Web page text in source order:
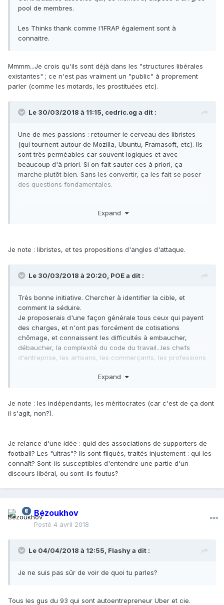
pool de membres.
Les Thinks thank comme l'IFRAP également sont à
connaitre.
Mmmm...Je crois qu'ils sont déjà dans les "structures libérales
existantes" ; ce n'est pas vraiment un "public" à proprement
parler (comme les motards, les prostituées etc).
Le 30/03/2018 à 11:15, cedric.og a dit :
Une de mes passions : retourner le cerveau des libristes
(qui tournent autour de Mozilla, Ubuntu, Framasoft, etc). Ils
sont très perméables car souvent logiques et avec
beaucoup d'à priori. Si on fait sauter ces à priori, ça
marche plutôt bien. Sans les convertir, ça les fait se poser
des questions fondamentales.
liberté d'expression, privacy) puis glisser doucement vers le
n'appartiennent à personne? Qui pour les faire évoluer pour
faire tomber petit à petit le sophisme de la tragédie des
Expand
Je note : libristes, et tes propositions d'angles d'attaque.
Le 30/03/2018 à 20:20, POEa dit :
Très bonne initiative. Chercher à identifier la cible, et
comment la séduire.
Je proposerais d'une façon générale tous ceux qui payent
des charges, et n'ont pas forcément de cotisations
chômage, et connaissent les difficultés à embaucher,
débaucher, la complexité du code du travail...les chefs
d'entreprise, les artisans, les commerçants, les professions
Cela par opposition aux salariés, aux employés, aux
trouver des libéraux : les salariés qui voudraient évoluer
mais se sentent bridés, les employés prisonniers, les
Expand
Je note : les indépendants, les méritocrates (car c'est de ça dont
il s'agit, non?).
Je relance d'une idée : quid des associations de supporters de
football? Les "ultras"? Ils sont fliqués, traités injustement : qui les
connaît? Sont-ils susceptibles d'entendre une partie d'un
discours libéral, ou sont-ils foutus?
Bézoukhov
Posté 4 avril 2018
Le 04/04/2018 à 12:55, Flashya dit :
Je ne suis pas sûr de voir de quoi tu parles?
Tous les gus du 93 qui sont autoentrepreneur Uber et cie.